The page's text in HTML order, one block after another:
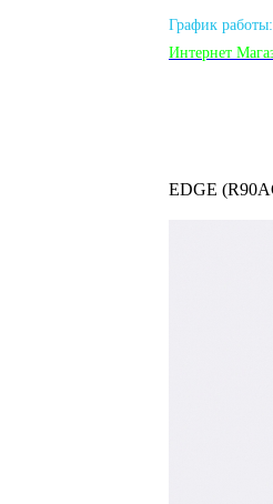
График
Интернет
EDGE